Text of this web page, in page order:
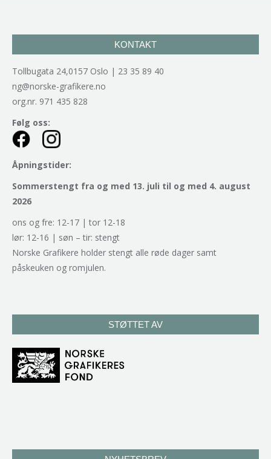
KONTAKT
Tollbugata 24,0157 Oslo | 23 35 89 40
ng@norske-grafikere.no
org.nr. 971 435 828
Følg oss:
Åpningstider:
Sommerstengt fra og med 13. juli til og med 4. august
2026
ons og fre: 12-17 | tor 12-18
lør: 12-16 | søn – tir: stengt
Norske Grafikere holder stengt alle røde dager samt
påskeuken og romjulen.
STØTTET AV